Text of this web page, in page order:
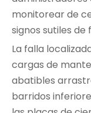
monitorear de
signos sutiles de
La falla
cargas de
abatibles
barridos